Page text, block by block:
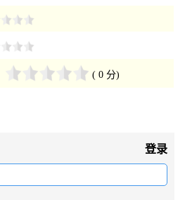
( 0 分)
登录